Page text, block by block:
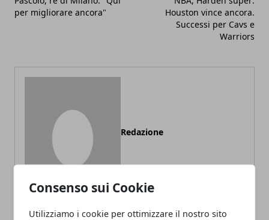
Consenso sui Cookie
Utilizziamo i cookie per ottimizzare il nostro sito
per migliorare ancora"
Houston vince ancora.
Successi per Cavs e
Warriors
Redazione